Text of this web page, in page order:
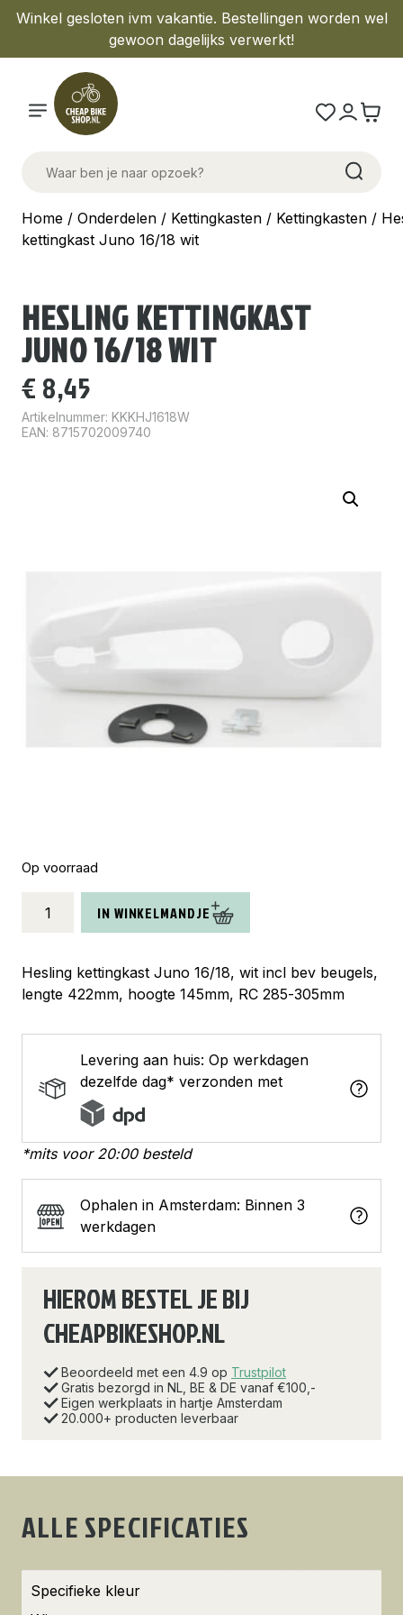
Winkel gesloten ivm vakantie. Bestellingen worden wel
gewoon dagelijks verwerkt!
Home / Onderdelen / Kettingkasten / Kettingkasten /
kettingkast Juno 16/18 wit
HESLING KETTINGKAST
JUNO 16/18 WIT
€ 8,45
Artikelnummer: KKKHJ1618W
EAN: 8715702009740
Op voorraad
kettingkast
16/18
wit
IN WINKELMANDJE
Hesling kettingkast Juno 16/18, wit incl bev beugels,
lengte 422mm, hoogte 145mm, RC 285-305mm
Levering aan huis: Op werkdagen
dezelfde dag* verzonden met
*mits voor 20:00 besteld
Ophalen in Amsterdam: Binnen 3
werkdagen
HIEROM BESTEL JE BIJ
CHEAPBIKESHOP.NL
Beoordeeld met een 4.9 op Trustpilot
Gratis bezorgd in NL, BE & DE vanaf €100,-
Eigen werkplaats in hartje Amsterdam
20.000+ producten leverbaar
ALLE SPECIFICATIES
Specifieke kleur